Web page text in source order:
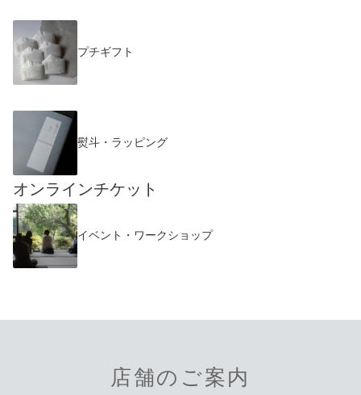
プチギフト
熨斗・ラッピング
オンラインチケット
イベント・ワークショップ
店舗のご案内